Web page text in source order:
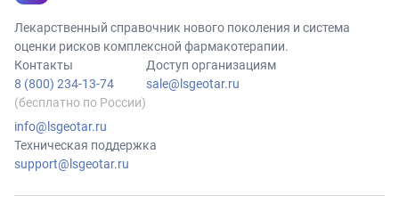
Лекарственный справочник нового поколения и система
оценки рисков комплексной фармакотерапии.
Контакты
8 (800) 234-13-74
(бесплатно по России)
info@lsgeotar.ru
Доступ организациям
sale@lsgeotar.ru
Техническая поддержка
support@lsgeotar.ru